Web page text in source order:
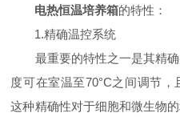
电热恒温培养箱的特性：
1.精确温控系统
最重要的特性之一是其精确
度可在室温至70°C之间调节，
这种精确性对于细胞和微生物